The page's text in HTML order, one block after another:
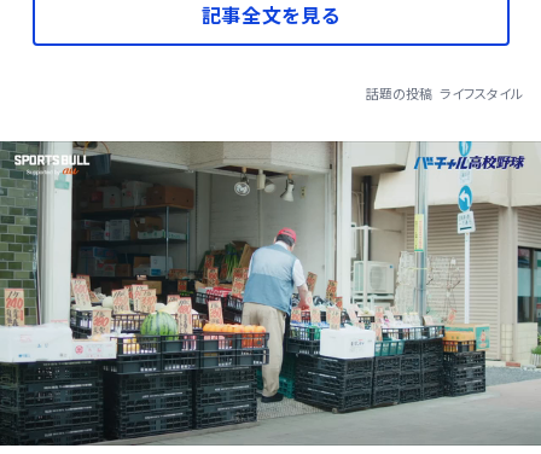
記事全文を見る
話題の投稿 ライフスタイル